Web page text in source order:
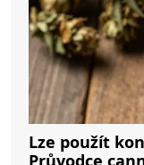
Lze použít
Průvodce